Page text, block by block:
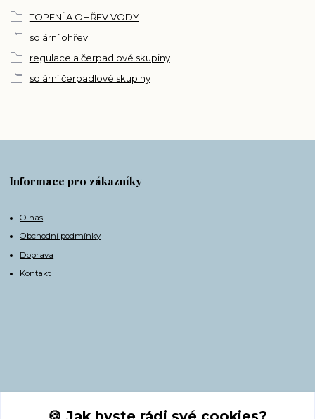
TOPENÍ A OHŘEV VODY
solární ohřev
regulace a čerpadlové skupiny
solární čerpadlové skupiny
Informace pro zákazníky
O nás
Obchodní podmínky
Doprava
Kontakt
Kontakty